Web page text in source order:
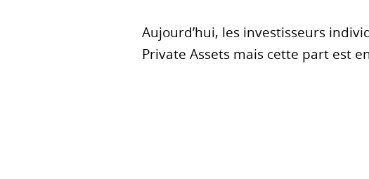
Aujourd’hui, les investisseurs
Private Assets mais cette part est